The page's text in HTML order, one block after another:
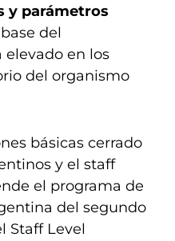
y parámetros
del
en los
del organismo
básicas cerrado
y el staff
el programa de
del segundo
Staff Level